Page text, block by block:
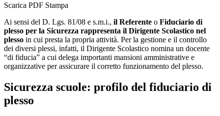
Scarica PDF Stampa
Ai sensi del D. Lgs. 81/08 e s.m.i., il Referente o Fiduciario di
plesso per la Sicurezza rappresenta il Dirigente Scolastico nel
plesso in cui presta la propria attività. Per la gestione e il controllo
dei diversi plessi, infatti, il Dirigente Scolastico nomina un docente
“di fiducia” a cui delega importanti mansioni amministrative e
organizzative per assicurare il corretto funzionamento del plesso.
Sicurezza scuole: profilo del fiduciario di
plesso